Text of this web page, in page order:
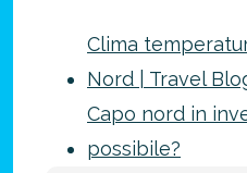
Clima
Nord | Travel
Capo nord in
possibile?